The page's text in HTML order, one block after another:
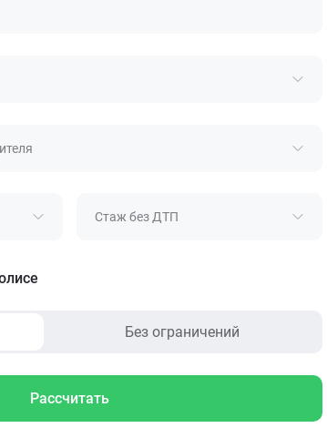
Стаж без ДТП
Без ограничений
Рассчитать